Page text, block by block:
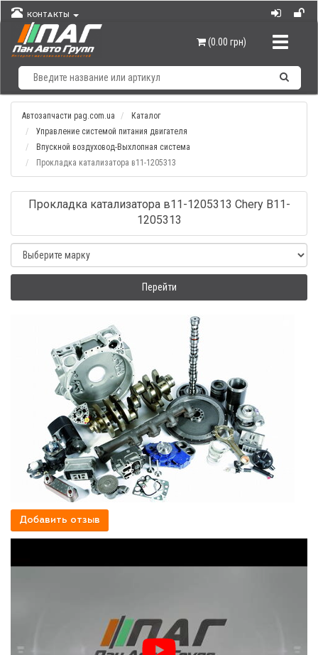
КОНТАКТЫ
(0.00 грн)
Автозапчасти pag.com.ua
Каталог
Управление системой питания двигателя
Впускной воздуховод-Выхлопная система
Прокладка катализатора в11-1205313
Прокладка катализатора в11-1205313 Chery B11-
1205313
Перейти
Добавить отзыв